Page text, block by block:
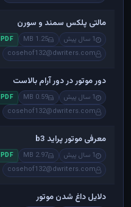
مالتی پلکس سمند و سورن
1 سال پیش 1.25 MB
PDF
cosehof132@dwriters.com
دور موتور در دور آرام بالاست
1 سال پیش 0.59 MB
PDF
cosehof132@dwriters.com
معرفی موتور پراید b3
1 سال پیش 2.97 MB
PDF
cosehof132@dwriters.com
دلایل داغ شدن موتور